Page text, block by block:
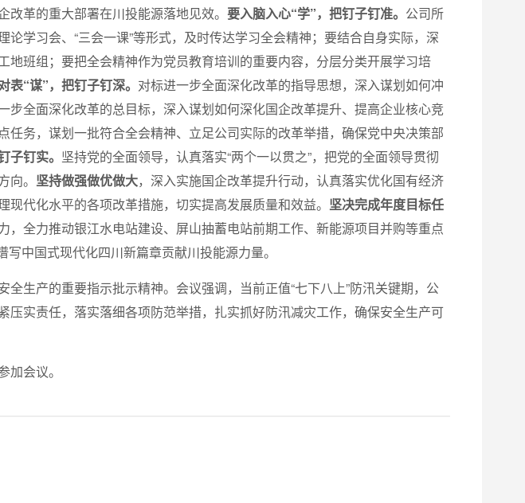
革的重大部署在川投能源落地见效。 要入脑入心“学”，把钉子钉准。 公司所
学习会、“三会一课”等形式，及时传达学习全会精神；要结合自身实际，深
地班组；要把全会精神作为党员教育培训的重要内容，分层分类开展学习培
表“谋”，把钉子钉深。 对标进一步全面深化改革的指导思想，深入谋划如何冲
全面深化改革的总目标，深入谋划如何深化国企改革提升、提高企业核心竞
务，谋划一批符合全会精神、立足公司实际的改革举措，确保党中央决策部
子钉实。 坚持党的全面领导，认真落实“两个一以贯之”，把党的全面领导贯彻
。 坚持做强做优做大，深入实施国企改革提升行动，认真落实优化国有经济
代化水平的各项改革措施，切实提高发展质量和效益。 坚决完成年度目标任
全力推动银江水电站建设、屏山抽蓄电站前期工作、新能源项目并购等重点
写中国式现代化四川新篇章贡献川投能源力量。
生产的重要指示批示精神。会议强调，当前正值“七下八上”防汛关键期，公
压实责任，落实落细各项防范举措，扎实抓好防汛减灾工作，确保安全生产可
会议。